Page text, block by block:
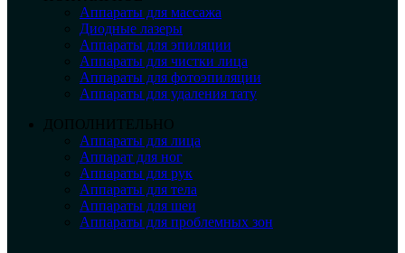
Аппараты для массажа
Диодные лазеры
Аппараты для эпиляции
Аппараты для чистки лица
Аппараты для фотоэпиляции
Аппараты для удаления тату
ДОПОЛНИТЕЛЬНО
Аппараты для лица
Аппарат для ног
Аппараты для рук
Аппараты для тела
Аппараты для шеи
Аппараты для проблемных зон